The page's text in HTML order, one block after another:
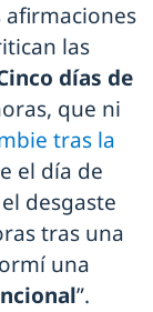
afirmaciones
las
días de
que ni
tras la
el día de
desgaste
tras una
una
”.